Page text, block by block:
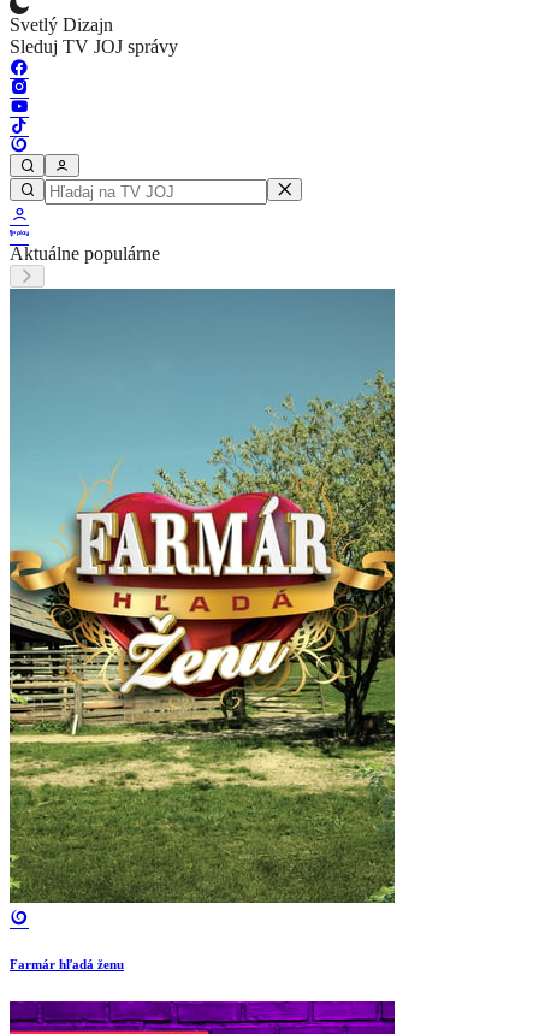
Svetlý Dizajn
Sleduj TV JOJ správy
Aktuálne populárne
Farmár hľadá ženu